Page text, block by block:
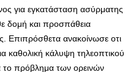
για εγκατάσταση ασύρματης
δομή και προσπάθεια
Επιπρόσθετα ανακοίνωσε οτι
καθολική κάλυψη τηλεοπτικού
το πρόβλημα των ορεινών